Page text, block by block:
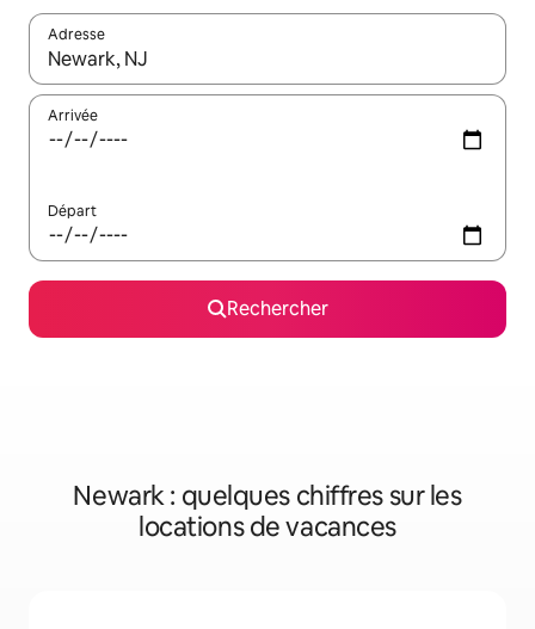
Adresse
Lorsque les résultats s'affichent, utilisez les flèches vers le
Arrivée
Départ
Rechercher
Newark : quelques chiffres sur les
locations de vacances